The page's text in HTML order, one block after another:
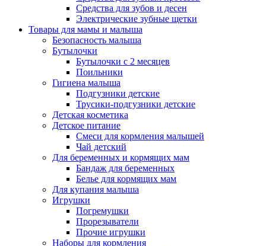
Средства для зубов и десен
Электрические зубные щетки
Товары для мамы и малыша
Безопасность малыша
Бутылочки
Бутылочки с 2 месяцев
Поильники
Гигиена малыша
Подгузники детские
Трусики-подгузники детские
Детская косметика
Детское питание
Смеси для кормления малышей
Чай детский
Для беременных и кормящих мам
Бандаж для беременных
Белье для кормящих мам
Для купания малыша
Игрушки
Погремушки
Прорезыватели
Прочие игрушки
Наборы для кормления